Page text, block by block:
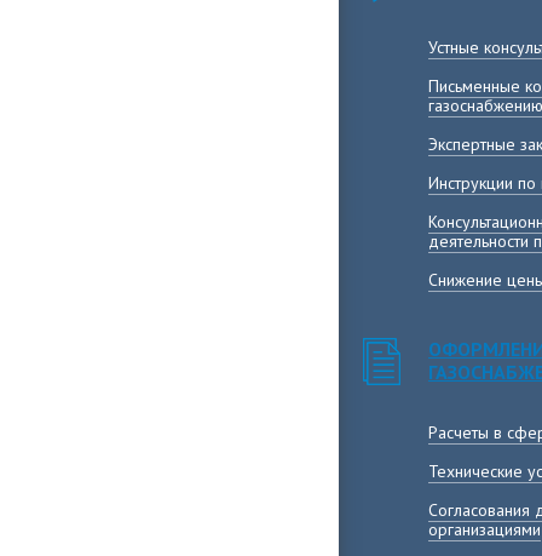
Устные
Письменные
газоснабжению
Экспертные
Инструкции
деятельности
Снижение
Расчеты в
Технические
Согласования
организациями